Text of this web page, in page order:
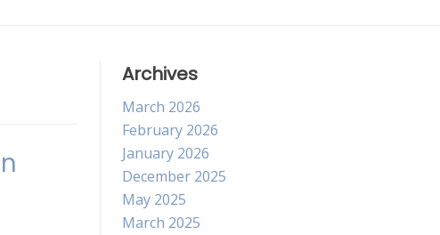
Archives
March 2026
February 2026
January 2026
December 2025
May 2025
March 2025